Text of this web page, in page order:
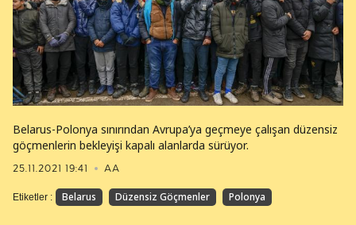
25.11.2021 19:41 AA
Belarus-Polonya sınırından Avrupa’ya geçmeye çalışan düzensiz
göçmenlerin bekleyişi kapalı alanlarda sürüyor.
Etiketler : Belarus Düzensiz Göçmenler Polonya